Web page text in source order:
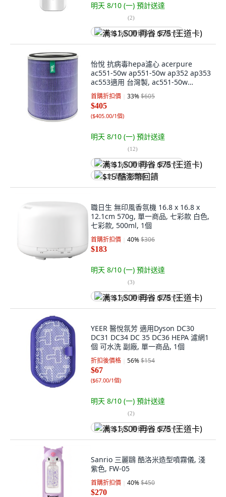
明天 8/10 (一) 預計送達
(2)
满 $1,500 再省 $75 (王道卡)
怡悅 抗病毒hepa濾心 acerpure
ac551-50w ap551-50w ap352 ap353
ac553適用 台灣製, ac551-50w
ap551-50w ap352 ap353 ac553, 1個
首購折扣價 33%$605
$405
($405.00/1個)
明天 8/10 (一) 預計送達
(12)
满 $1,500 再省 $75 (王道卡)
$15 酷澎幣回饋
職日生 無印風香氛機 16.8 x 16.8 x
12.1cm 570g, 單一商品, 七彩款 白色,
七彩款, 500ml, 1個
首購折扣價 40%$306
$183
明天 8/10 (一) 預計送達
(3)
满 $1,500 再省 $75 (王道卡)
YEER 醫悅氛芳 適用Dyson DC30
DC31 DC34 DC 35 DC36 HEPA 濾網1
個 可水洗 副廠, 單一商品, 1個
折扣後價格 56%$154
$67
($67.00/1個)
明天 8/10 (一) 預計送達
(2)
满 $1,500 再省 $75 (王道卡)
Sanrio 三麗鷗 酷洛米造型噴霧儀, 淺
紫色, FW-05
首購折扣價 40%$450
$270